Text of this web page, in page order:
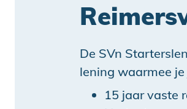
De SVn
lening waarmee
15 jaar vaste